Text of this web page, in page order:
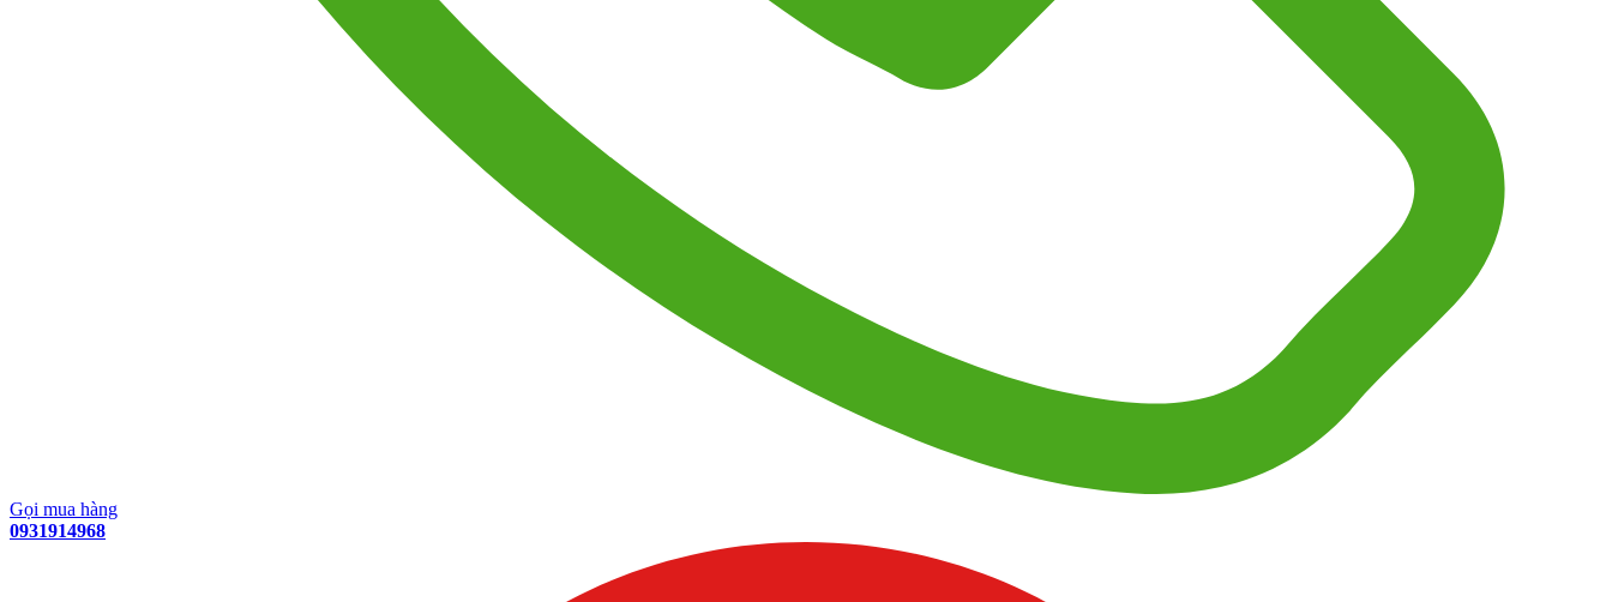
Gọi mua hàng
0931914968